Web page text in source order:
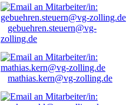
gebuehren.steuern@vg-
zolling.de
mathias.kern@vg-zolling.de